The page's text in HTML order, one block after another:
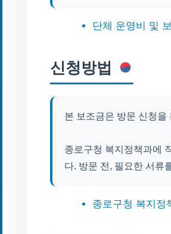
단체 운영비 및
신청방법
본 보조금은 방문 신청을
종로구청 복지정책과에
다. 방문 전, 필요한 서류
종로구청 복지정